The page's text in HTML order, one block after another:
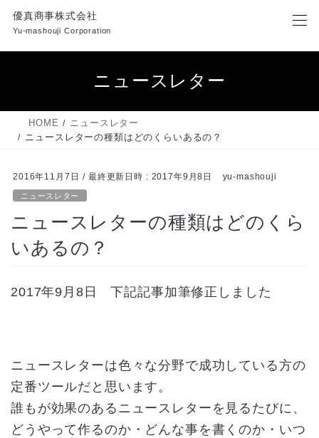
ン
キ
ー
に
優真商事株式会社
Yu-mashouji Corporation
ニュースレター
HOME
ニュースレター
ニュースレターの種類はどのくらいあるの？
2016年11月7日 / 最終更新日時 : 2017年9月8日 yu-mashouji
ニュースレター
ニュースレターの種類はどのくら
いあるの？
2017年9月8日 下記記事加筆修正しました
ニュースレターは色々な分野で成功している方の
定番ツールだと思います。
誰もが効果のあるニュースレターを見るたびに、
どうやって作るのか・どんな事を書くのか・いつ